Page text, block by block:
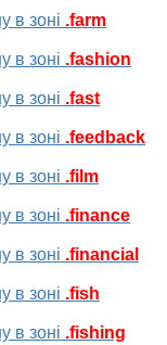
в зоні .farm
в зоні .fashion
в зоні .fast
в зоні .feedback
в зоні .film
в зоні .finance
в зоні .financial
в зоні .fish
в зоні .fishing